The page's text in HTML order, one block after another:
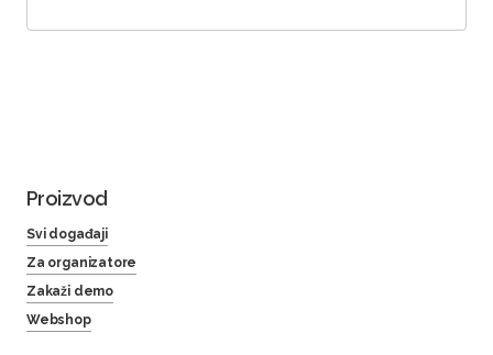
Proizvod
Svi događaji
Za organizatore
Zakaži demo
Webshop